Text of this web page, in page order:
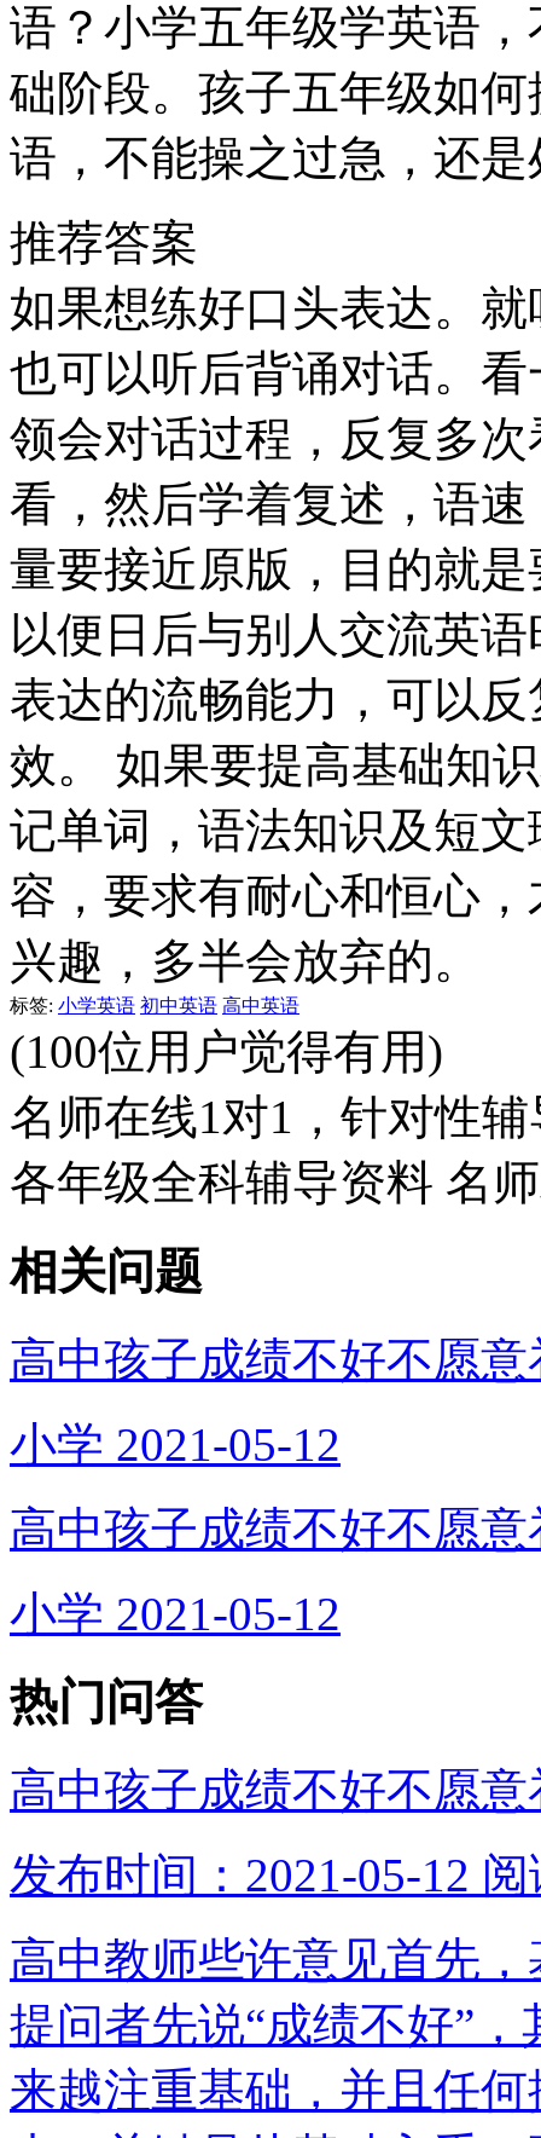
语？小学五年级学英语
础阶段。孩子五年级如
语，不能操之过急，还
推荐答案
如果想练好口头表达。
也可以听后背诵对话。
领会对话过程，反复多
看，然后学着复述，语
量要接近原版，目的就
以便日后与别人交流英
表达的流畅能力，可以
效。 如果要提高基础知
记单词，语法知识及短
容，要求有耐心和恒心
兴趣，多半会放弃的。
标签: 小学英语 初中英语 高中英语
(100位用户觉得有用)
名师在线1对1，针对性
各年级全科辅导资料 名
相关问题
高中孩子成绩不好不愿
小学 2021-05-12
高中孩子成绩不好不愿
小学 2021-05-12
热门问答
高中孩子成绩不好不愿
发布时间：2021-05-12 阅
高中教师些许意见首先
提问者先说“成绩不好”
来越注重基础，并且任